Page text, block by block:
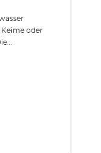
oder
spezielle
den
mit
Niedriger